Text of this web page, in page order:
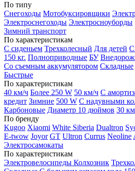
По типу
Снегоходы Мотобуксировщики
Электроснегоходы Электросноуборды
Зимний транспорт
По характеристикам
С сиденьем Трехколесный Для детей С
150 кг. Полноприводные БУ
Со съемным аккумулятором Складные
Быстрые
По характеристикам
40 км/ч Более 250 W 50 км/ч С
кредит Зимние 500 W С надувными
Карбоновые Диаметр 10 дюймов 30
По бренду
Kugoo Xiaomi White Siberia Dualtron
E-twow Joyor GT Ultron Currus Neoline
Электросамокаты
По характеристикам
Электровелосипеды Колхозник